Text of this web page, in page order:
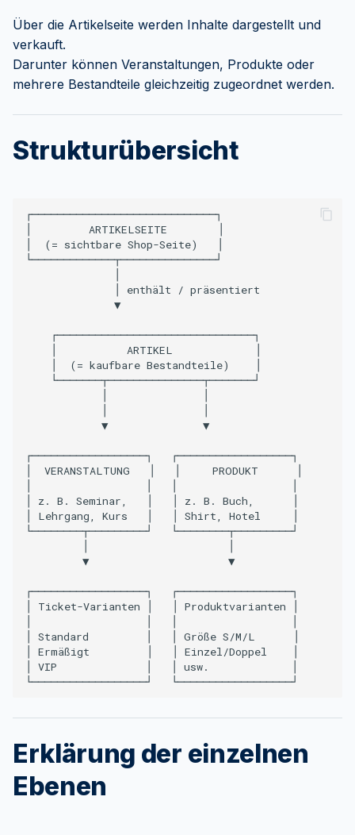
t
i
i
FAQ
Warteliste
Credits
FAQ
Über die Artikelseite werden Inhalte dargestellt und
verkauft.
Darunter können Veranstaltungen, Produkte oder
mehrere Bestandteile gleichzeitig zugeordnet werden.
Strukturübersicht
┌─────────────────────────────┐
│         ARTIKELSEITE        │
│  (= sichtbare Shop-Seite)   │
└─────────────┬───────────────┘
              │ enthält / präsentiert
              ▼
    ┌───────────────────────────────┐
    │           ARTIKEL             │
    │  (= kaufbare Bestandteile)    │
    └───────┬───────────────┬───────┘
            ▼               ▼
┌──────────────────┐   ┌──────────────────┐
│  VERANSTALTUNG   │   │     PRODUKT      │
│ z. B. Seminar,   │   │ z. B. Buch,      │
│ Lehrgang, Kurs   │   │ Shirt, Hotel     │
└────────┬─────────┘   └────────┬─────────┘
         ▼                      ▼
┌──────────────────┐   ┌──────────────────┐
│ Ticket-Varianten │   │ Produktvarianten │
│ Standard         │   │ Größe S/M/L      │
│ Ermäßigt         │   │ Einzel/Doppel    │
│ VIP              │   │ usw.             │
Erklärung der einzelnen
Ebenen